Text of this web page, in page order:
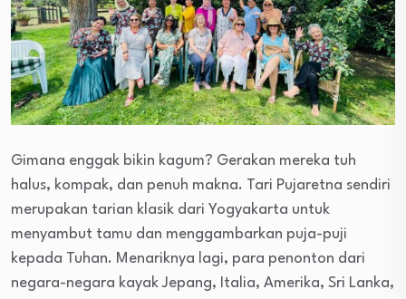
Gimana enggak bikin kagum? Gerakan mereka tuh
halus, kompak, dan penuh makna. Tari Pujaretna sendiri
merupakan tarian klasik dari Yogyakarta untuk
menyambut tamu dan menggambarkan puja-puji
kepada Tuhan. Menariknya lagi, para penonton dari
negara-negara kayak Jepang, Italia, Amerika, Sri Lanka,